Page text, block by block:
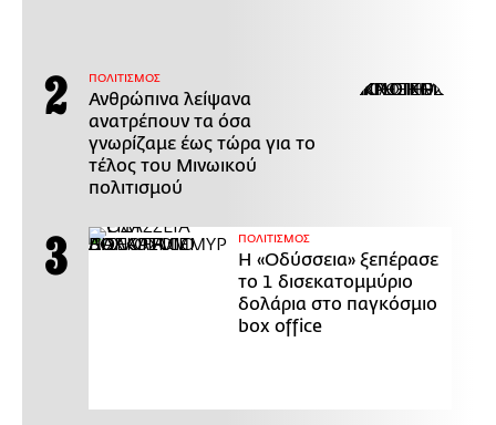
ΠΟΛΙΤΙΣΜΟΣ
Ανθρώπινα λείψανα
ανατρέπουν τα όσα
γνωρίζαμε έως τώρα για το
τέλος του Μινωικού
πολιτισμού
ΠΟΛΙΤΙΣΜΟΣ
Η «Οδύσσεια» ξεπέρασε
το 1 δισεκατομμύριο
δολάρια στο παγκόσμιο
box office